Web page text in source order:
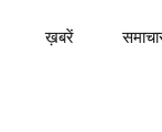
ख़बरें